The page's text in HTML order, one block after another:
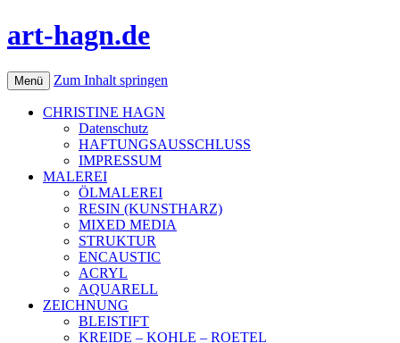
art-hagn.de
Menü Zum Inhalt springen
CHRISTINE HAGN
Datenschutz
HAFTUNGSAUSSCHLUSS
IMPRESSUM
MALEREI
ÖLMALEREI
RESIN (KUNSTHARZ)
MIXED MEDIA
STRUKTUR
ENCAUSTIC
ACRYL
AQUARELL
ZEICHNUNG
BLEISTIFT
KREIDE – KOHLE – ROETEL